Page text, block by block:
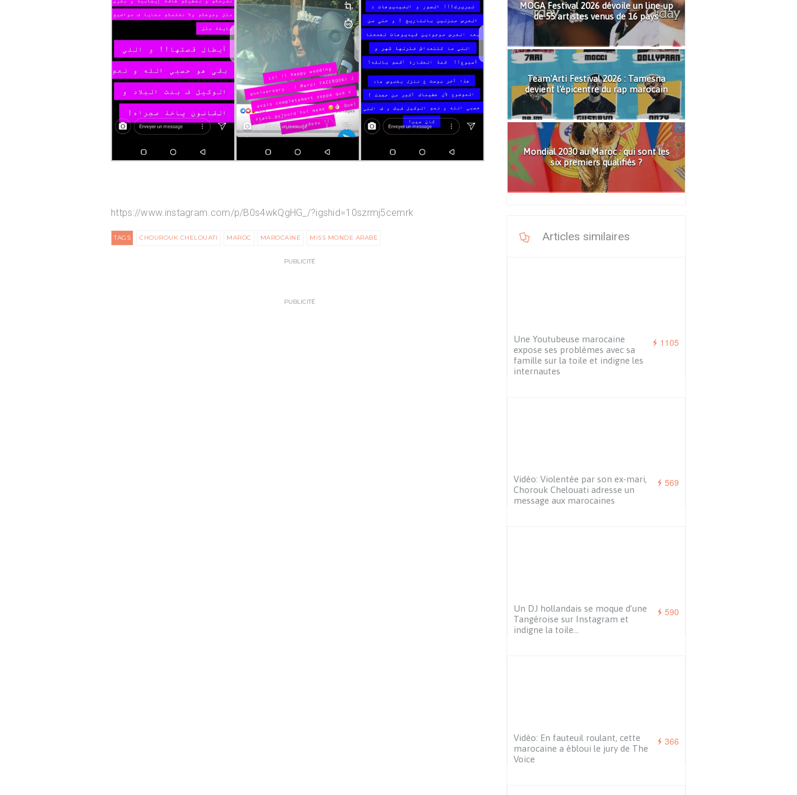
https://www.instagram.com/p/B0s4wkQgHG_/?igshid=10szrmj5cemrk
TAGS CHOUROUK CHELOUATI MAROC MAROCAINE MISS MONDE ARABE
PUBLICITÉ
PUBLICITÉ
MOGA Festival 2026 dévoile un line-up
de 55 artistes venus de 16 pays
Team'Arti Festival 2026 : Tamesna
devient l'épicentre du rap marocain
Mondial 2030 au Maroc : qui sont les
six premiers qualifiés ?
Articles similaires
1105
Une Youtubeuse marocaine
expose ses problèmes avec sa
famille sur la toile et indigne les
internautes
569
Vidéo: Violentée par son ex-mari,
Chorouk Chelouati adresse un
message aux marocaines
590
Un DJ hollandais se moque d’une
Tangéroise sur Instagram et
indigne la toile…
366
Vidéo: En fauteuil roulant, cette
marocaine a ébloui le jury de The
Voice